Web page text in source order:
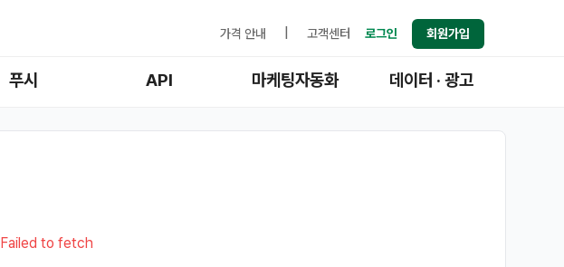
가격 안내 고객센터 로그인 회원가입
푸시 API 마케팅자동화 데이터 · 광고
Failed to fetch